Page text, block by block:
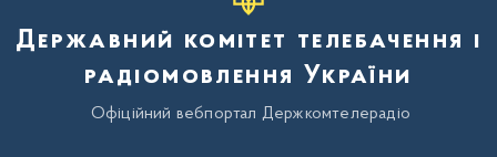
Державний комітет телебачення і
радіомовлення України
Офіційний вебпортал Держкомтелерадіо